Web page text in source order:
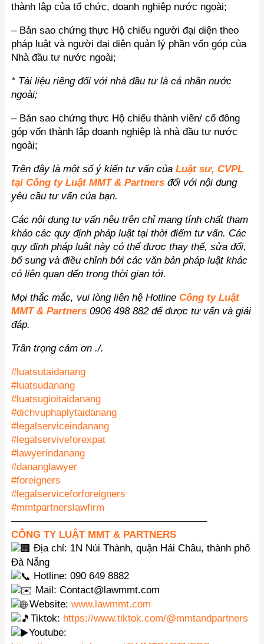
thành lập của tổ chức, doanh nghiệp nước ngoài;
– Bản sao chứng thực Hộ chiếu người đại diện theo
pháp luật và người đại diện quản lý phần vốn góp của
Nhà đầu tư nước ngoài;
* Tài liệu riêng đối với nhà đầu tư là cá nhân nước
ngoài;
– Bản sao chứng thực Hộ chiếu thành viên/ cổ đông
góp vốn thành lập doanh nghiệp là nhà đầu tư nước
ngoài;
Trên đây là một số ý kiến tư vấn củaLuật sư, CVPL
tại Công ty Luật MMT & Partners đối với nội dung
yêu cầu tư vấn của bạn.
Các nội dung tư vấn nêu trên chỉ mang tính chất tham
khảo các quy định pháp luật tại thời điểm tư vấn. Các
quy định pháp luật này có thể được thay thế, sửa đổi,
bổ sung và điều chỉnh bởi các văn bản pháp luật khác
có liên quan đến trong thời gian tới.
Mọi thắc mắc, vui lòng liên hệ HotlineCông ty Luật
MMT & Partners 0906 498 882 để được tư vấn và giải
đáp.
Trân trọng cảm ơn ./.
#luatsutaidanang
#luatsudanang
#luatsugioitaidanang
#dichvuphaplytaidanang
#legalserviceindanang
#legalserviveforexpat
#lawyerindanang
#dananglawyer
#foreigners
#legalserviceforforeigners
#mmtpartnerslawfirm
———————————————————–
CÔNG TY LUẬT MMT & PARTNERS
Địa chỉ: 1N Núi Thành, quận Hải Châu, thành phố
Đà Nẵng
Hotline: 090 649 8882
Mail: Contact@lawmmt.com
Website:www.lawmmt.com
Tiktok: https://www.tiktok.com/@mmtandpartners
Youtube: